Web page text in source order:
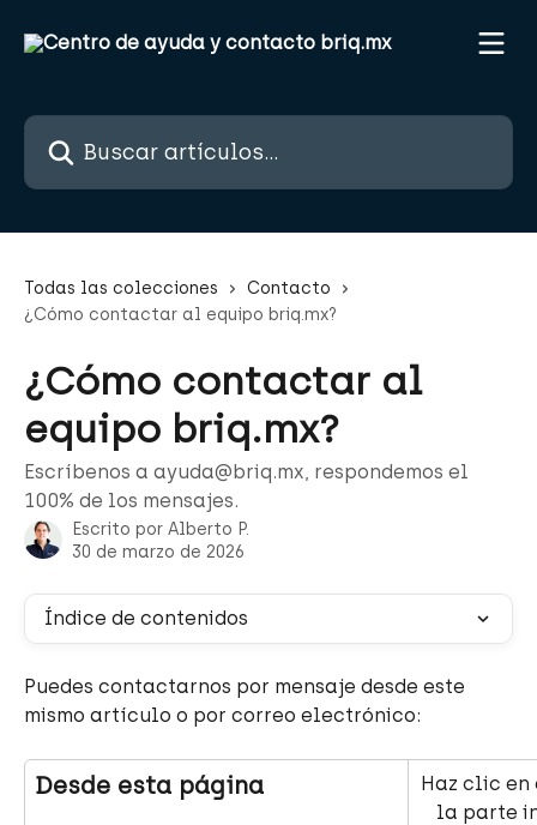
Buscar artículos...
Todas las colecciones
Contacto
¿Cómo contactar al equipo briq.mx?
¿Cómo contactar al
equipo briq.mx?
Escríbenos a ayuda@briq.mx, respondemos el
100% de los mensajes.
Escrito por Alberto P.
30 de marzo de 2026
Índice de contenidos
Puedes contactarnos por mensaje desde este
mismo artículo o por correo electrónico:
Desde esta página
Haz clic
la parte